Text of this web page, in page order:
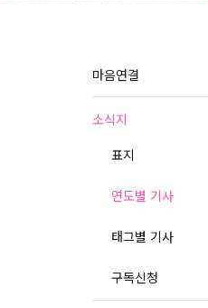
마음연결
소식지
표지
연도별 기사
태그별 기사
구독신청